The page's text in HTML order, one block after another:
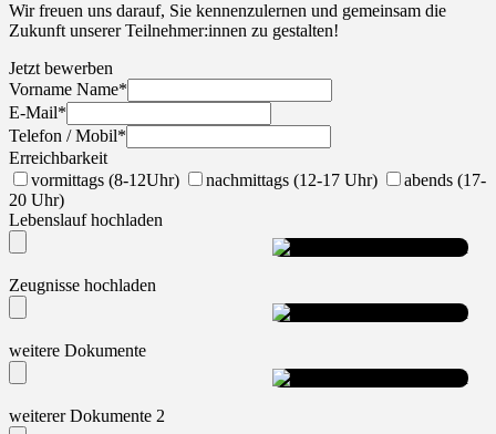
Wir freuen uns darauf, Sie kennenzulernen und gemeinsam die
Zukunft unserer Teilnehmer:innen zu gestalten!
Jetzt bewerben
Vorname Name*
E-Mail*
Telefon / Mobil*
Erreichbarkeit
vormittags (8-12Uhr)
nachmittags (12-17 Uhr)
abends (17-
20 Uhr)
Lebenslauf hochladen
Datei hinzufügen
Zeugnisse hochladen
Datei hinzufügen
weitere Dokumente
Datei hinzufügen
weiterer Dokumente 2